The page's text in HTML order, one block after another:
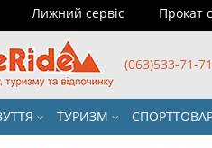
Лижний сервіс Прокат
(063)533-71-71
ТУРИЗМ